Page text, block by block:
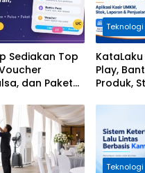
Sediakan Top
dan Paket
Teknologi
Play,
Produk,
Teknologi